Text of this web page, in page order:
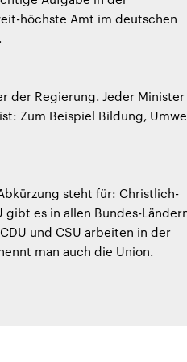
höchste Amt im deutschen
der Regierung. Jeder Minister
Zum Beispiel Bildung,
steht für: Christlich-
gibt es in allen Bundes-
und CSU arbeiten in der
man auch die Union.